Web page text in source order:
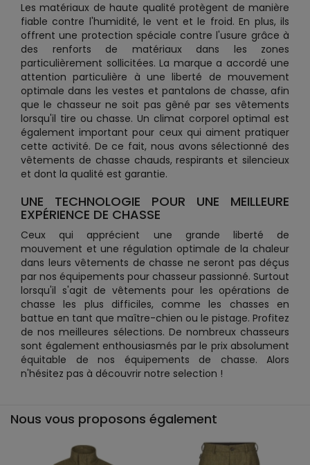
Les matériaux de haute qualité protègent de manière
fiable contre l'humidité, le vent et le froid. En plus, ils
offrent une protection spéciale contre l'usure grâce à
des renforts de matériaux dans les zones
particulièrement sollicitées. La marque a accordé une
attention particulière à une liberté de mouvement
optimale dans les vestes et pantalons de chasse, afin
que le chasseur ne soit pas gêné par ses vêtements
lorsqu'il tire ou chasse. Un climat corporel optimal est
également important pour ceux qui aiment pratiquer
cette activité. De ce fait, nous avons sélectionné des
vêtements de chasse chauds, respirants et silencieux
et dont la qualité est garantie.
UNE TECHNOLOGIE POUR UNE MEILLEURE
EXPÉRIENCE DE CHASSE
Ceux qui apprécient une grande liberté de
mouvement et une régulation optimale de la chaleur
dans leurs vêtements de chasse ne seront pas déçus
par nos équipements pour chasseur passionné. Surtout
lorsqu'il s'agit de vêtements pour les opérations de
chasse les plus difficiles, comme les chasses en
battue en tant que maître-chien ou le pistage. Profitez
de nos meilleures sélections. De nombreux chasseurs
sont également enthousiasmés par le prix absolument
équitable de nos équipements de chasse. Alors
n'hésitez pas à découvrir notre selection !
Nous vous proposons également